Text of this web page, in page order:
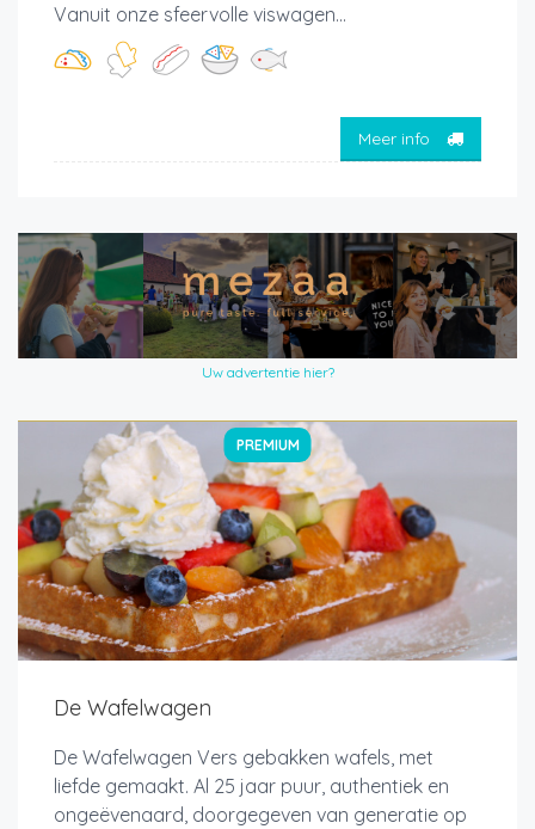
Vanuit onze sfeervolle viswagen...
Meer info
Uw advertentie hier?
PREMIUM
De Wafelwagen
De Wafelwagen Vers gebakken wafels, met
liefde gemaakt. Al 25 jaar puur, authentiek en
ongeëvenaard, doorgegeven van generatie op